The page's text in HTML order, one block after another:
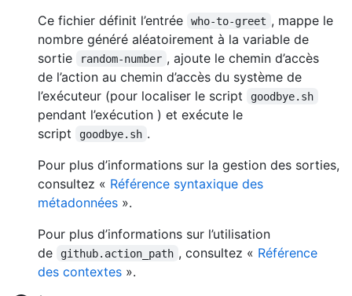
Ce fichier définit l’entrée who-to-greet , mappe le
nombre généré aléatoirement à la variable de
sortie
random-number , ajoute le chemin d’accès
de l’action au chemin d’accès du système de
l’exécuteur (pour localiser le script
goodbye.sh
pendant l’exécution ) et exécute le
script
goodbye.sh .
Pour plus d’informations sur la gestion des sorties,
consultez « Référence syntaxique des
métadonnées ».
Pour plus d’informations sur l’utilisation
de
github.action_path , consultez « Référence
des contextes ».